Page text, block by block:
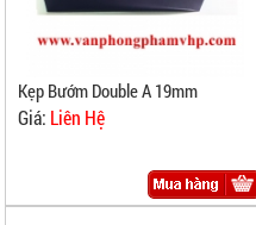
Kẹp Bướm Double A 19mm
Giá: Liên Hệ